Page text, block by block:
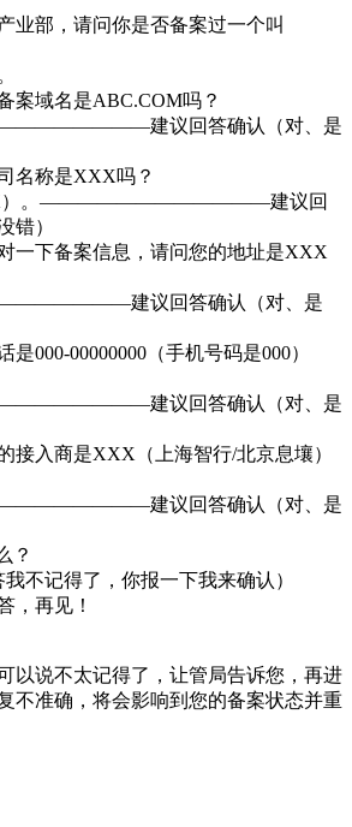
业部，请问你是否备案过一个叫
案域名是ABC.COM吗？
建议回答确认（对、是
名称是XXX吗？
）。————————————建议回
错）
一下备案信息，请问您的地址是XXX
建议回答确认（对、是
000-00000000（手机号码是000）
建议回答确认（对、是
接入商是XXX（上海智行/北京息壤）
建议回答确认（对、是
？
不记得了，你报一下我来确认）
，再见！
以说不太记得了，让管局告诉您，再进
不准确，将会影响到您的备案状态并重